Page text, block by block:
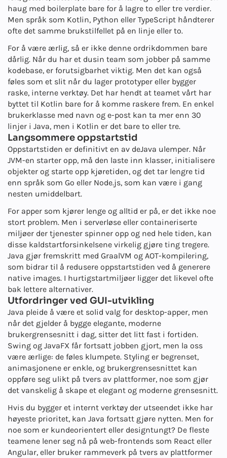
haug med boilerplate bare for å lagre to eller tre verdier.
Men språk som Kotlin, Python eller TypeScript håndterer
ofte det samme brukstilfellet på en linje eller to.
For å være ærlig, så er ikke denne ordrikdommen bare
dårlig. Når du har et dusin team som jobber på samme
kodebase, er forutsigbarhet viktig. Men det kan også
føles som et slit når du lager prototyper eller bygger
raske, interne verktøy. Det har hendt at teamet vårt har
byttet til Kotlin bare for å komme raskere frem. En enkel
brukerklasse med navn og e-post kan ta mer enn 30
linjer i Java, men i Kotlin er det bare to eller tre.
Langsommere oppstartstid
Oppstartstiden er definitivt en av deJava ulemper. Når
JVM-en starter opp, må den laste inn klasser, initialisere
objekter og starte opp kjøretiden, og det tar lengre tid
enn språk som Go eller Node.js, som kan være i gang
nesten umiddelbart.
For apper som kjører lenge og alltid er på, er det ikke noe
stort problem. Men i serverløse eller containeriserte
miljøer der tjenester spinner opp og ned hele tiden, kan
disse kaldstartforsinkelsene virkelig gjøre ting tregere.
Java gjør fremskritt med GraalVM og AOT-kompilering,
som bidrar til å redusere oppstartstiden ved å generere
native images. I hurtigstartmiljøer ligger det likevel ofte
bak lettere alternativer.
Utfordringer ved GUI-utvikling
Java pleide å være et solid valg for desktop-apper, men
når det gjelder å bygge elegante, moderne
brukergrensesnitt i dag, sitter det litt fast i fortiden.
Swing og JavaFX får fortsatt jobben gjort, men la oss
være ærlige: de føles klumpete. Styling er begrenset,
animasjonene er enkle, og brukergrensesnittet kan
oppføre seg ulikt på tvers av plattformer, noe som gjør
det vanskelig å skape et elegant og moderne grensesnitt.
Hvis du bygger et internt verktøy der utseendet ikke har
høyeste prioritet, kan Java fortsatt gjøre nytten. Men for
noe som er kundeorientert eller designtungt? De fleste
teamene lener seg nå på web-frontends som React eller
Angular, eller bruker rammeverk på tvers av plattformer